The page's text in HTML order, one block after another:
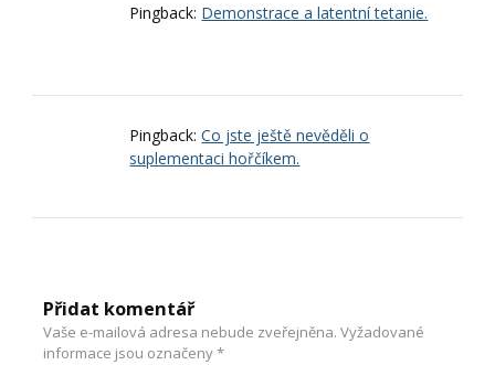
Pingback: Demonstrace a latentní tetanie.
Pingback:Co jste ještě nevěděli o
suplementaci hořčíkem.
Přidat komentář
Vaše e-mailová adresa nebude zveřejněna. Vyžadované
informace jsou označeny*